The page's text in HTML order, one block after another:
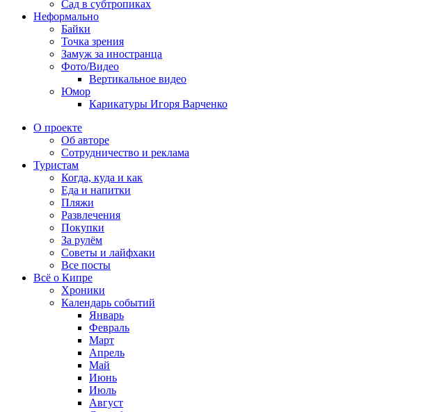
Сад в субтропиках
Неформально
Байки
Точка зрения
Замуж за иностранца
Фото/Видео
Вертикальное видео
Юмор
Карикатуры Игоря Варченко
О проекте
Об авторе
Сотрудничество и реклама
Туристам
Когда, куда и как
Еда и напитки
Пляжи
Развлечения
Покупки
За рулём
Советы и лайфхаки
Все посты
Всё о Кипре
Хроники
Календарь событий
Январь
Февраль
Март
Апрель
Май
Июнь
Июль
Август